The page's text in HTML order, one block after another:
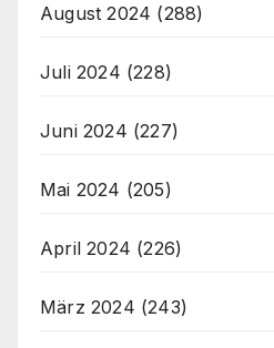
August 2024 (288)
Juli 2024 (228)
Juni 2024 (227)
Mai 2024 (205)
April 2024 (226)
März 2024 (243)